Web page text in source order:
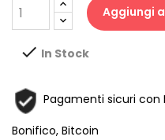
Aggiungi
 In Stock
Pagamenti sicuri con
Bonifico, Bitcoin